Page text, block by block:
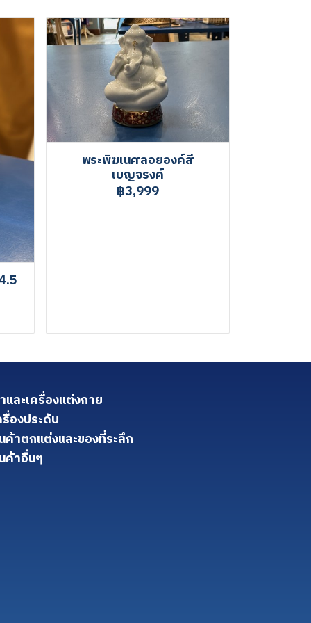
พระพิฆเนศลอยองค์สี
เบญจรงค์
฿3,999
และเครื่องแต่งกาย
รื่องประดับ
ค้าตกแต่งและของที่ระลึก
ค้าอื่นๆ